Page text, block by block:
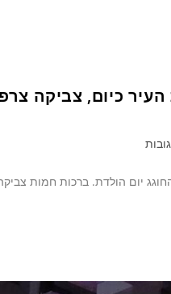
כיום, צביקה
יום הולדת. ברכות חמות